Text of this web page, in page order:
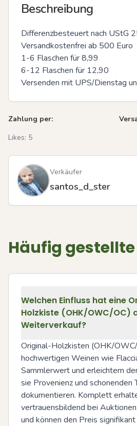
Beschreibung
Differenzbesteuert nach UStG
Versandkostenfrei ab 500 Euro
1-6 Flaschen für 8,99
6-12 Flaschen für 12,90
Versenden mit UPS/Dienstag
Zahlung per:
Likes: 5
Verkäufer
santos_d_ster
Häufig
Welchen Einfluss hat eine
Holzkiste (OHK/OWC/OC)
Weiterverkauf?
Original-Holzkisten (OHK/
hochwertigen Weinen wie
Sammlerwert und erleichtern
sie Provenienz und schonenden
dokumentieren. Komplett
vertrauensbildend bei
und können den Preis